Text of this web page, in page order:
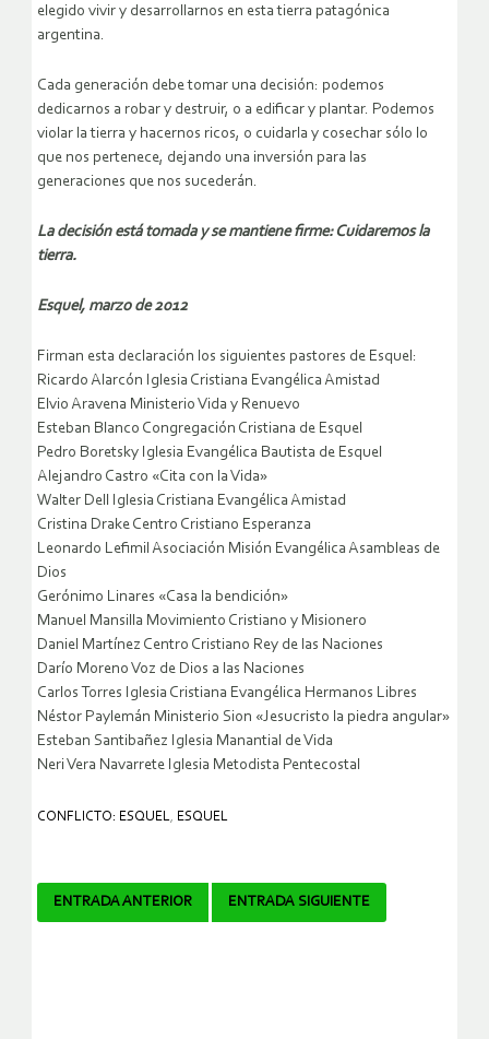
elegido vivir y desarrollarnos en esta tierra patagónica
argentina.
Cada generación debe tomar una decisión: podemos
dedicarnos a robar y destruir, o a edificar y plantar. Podemos
violar la tierra y hacernos ricos, o cuidarla y cosechar sólo lo
que nos pertenece, dejando una inversión para las
generaciones que nos sucederán.
La decisión está tomada y se mantiene firme: Cuidaremos la
tierra.
Esquel, marzo de 2012
Firman esta declaración los siguientes pastores de Esquel:
Ricardo Alarcón Iglesia Cristiana Evangélica Amistad
Elvio Aravena Ministerio Vida y Renuevo
Esteban Blanco Congregación Cristiana de Esquel
Pedro Boretsky Iglesia Evangélica Bautista de Esquel
Alejandro Castro «Cita con la Vida»
Walter Dell Iglesia Cristiana Evangélica Amistad
Cristina Drake Centro Cristiano Esperanza
Leonardo Lefimil Asociación Misión Evangélica Asambleas de
Dios
Gerónimo Linares «Casa la bendición»
Manuel Mansilla Movimiento Cristiano y Misionero
Daniel Martínez Centro Cristiano Rey de las Naciones
Darío Moreno Voz de Dios a las Naciones
Carlos Torres Iglesia Cristiana Evangélica Hermanos Libres
Néstor Paylemán Ministerio Sion «Jesucristo la piedra angular»
Esteban Santibañez Iglesia Manantial de Vida
Neri Vera Navarrete Iglesia Metodista Pentecostal
CONFLICTO: ESQUEL, ESQUEL
Navegador
ENTRADA ANTERIOR ENTRADA SIGUIENTE